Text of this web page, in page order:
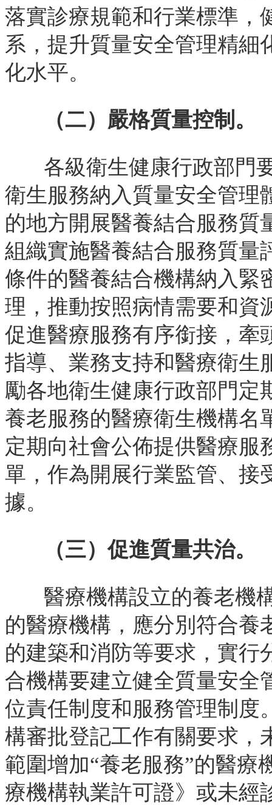
落實診療規範和行業標準，
系，提升質量安全管理精細
化水平。
（二）嚴格質量控制。
各級衛生健康行政部門
衛生服務納入質量安全管理
的地方開展醫養結合服務質
組織實施醫養結合服務質量
條件的醫養結合機構納入緊
理，推動按照病情需要和資
促進醫療服務有序銜接，牽
指導、業務支持和醫療衛生
勵各地衛生健康行政部門定
養老服務的醫療衛生機構名
定期向社會公佈提供醫療服
單，作為開展行業監管、接
據。
（三）促進質量共治。
醫療機構設立的養老機
的醫療機構，應分別符合養
的建築和消防等要求，實行
合機構要建立健全質量安全
位責任制度和服務管理制度
構審批登記工作有關要求，
範圍增加“養老服務”的醫療
療機構執業許可證》或未經